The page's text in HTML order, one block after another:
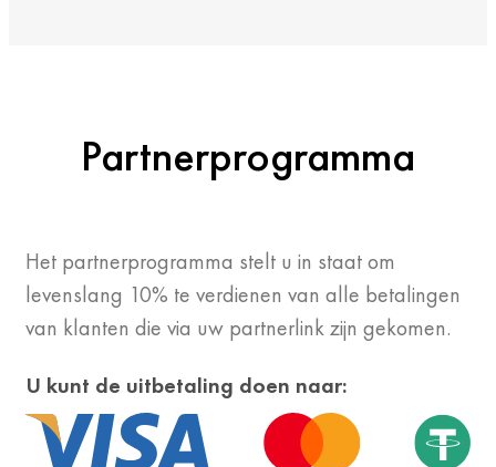
Partnerprogramma
Het partnerprogramma stelt u in staat om
levenslang 10% te verdienen van alle betalingen
van klanten die via uw partnerlink zijn gekomen.
U kunt de uitbetaling doen naar: